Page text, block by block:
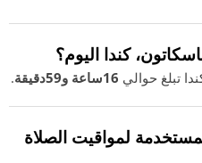
كندا اليوم؟
تبلغ حوالي 16ساعة و59دقيقة .
لمواقيت الصلاة